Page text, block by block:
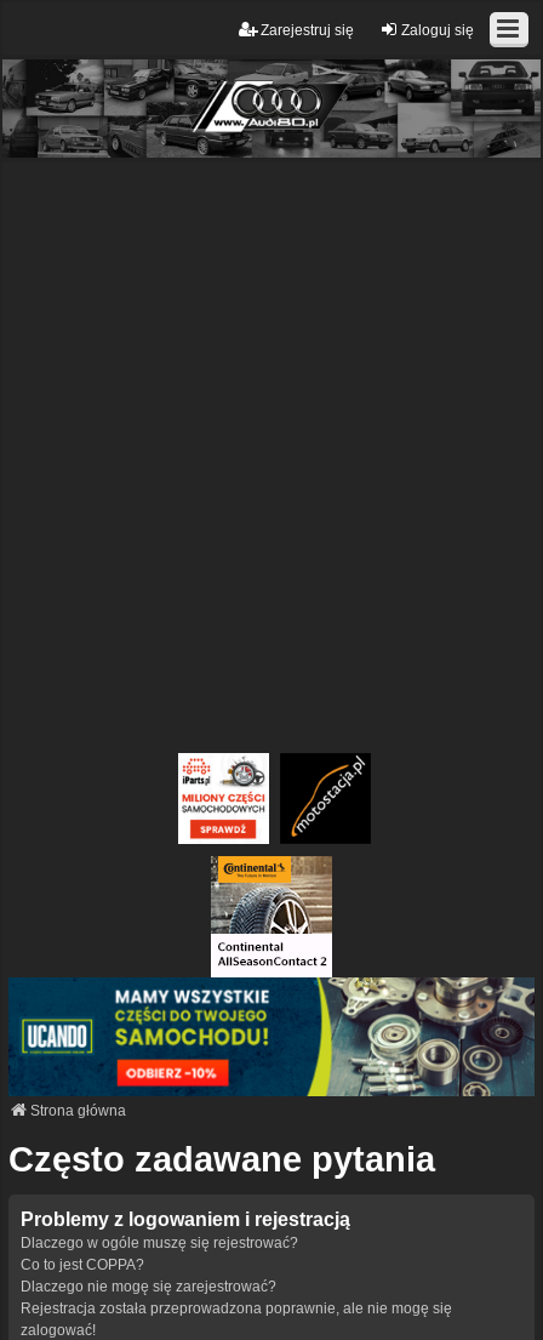
Zaloguj się
Zarejestruj się
Strona główna
Często zadawane pytania
Problemy z logowaniem i rejestracją
Dlaczego w ogóle muszę się rejestrować?
Co to jest COPPA?
Dlaczego nie mogę się zarejestrować?
Rejestracja została przeprowadzona poprawnie, ale nie mogę się
zalogować!